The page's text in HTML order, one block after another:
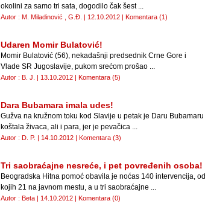
okolini za samo tri sata, dogodilo čak šest ...
Autor : M. Miladinović , G.Đ. | 12.10.2012 | Komentara (1)
Udaren Momir Bulatović!
Momir Bulatović (56), nekadašnji predsednik Crne Gore i
Vlade SR Jugoslavije, pukom srećom prošao ...
Autor : B. J. | 13.10.2012 | Komentara (5)
Dara Bubamara imala udes!
Gužva na kružnom toku kod Slavije u petak je Daru Bubamaru
koštala živaca, ali i para, jer je pevačica ...
Autor : D. P. | 14.10.2012 | Komentara (3)
Tri saobraćajne nesreće, i pet povređenih osoba!
Beogradska Hitna pomoć obavila je noćas 140 intervencija, od
kojih 21 na javnom mestu, a u tri saobraćajne ...
Autor : Beta | 14.10.2012 | Komentara (0)